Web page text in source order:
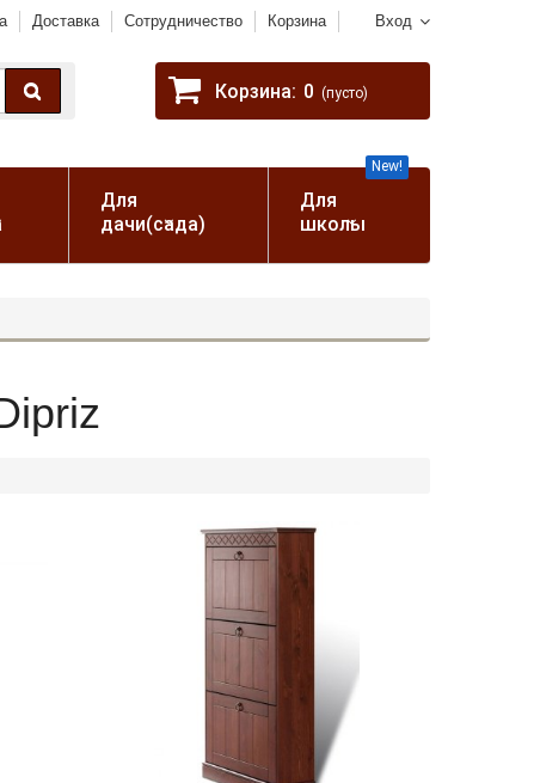
Вход
Доставка Сотрудничество Корзина
Корзина: 0 (пусто)
Для
дачи(сада)
Для
школы
New!